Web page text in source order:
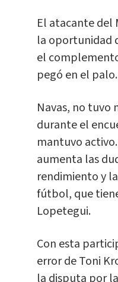
El atacante del
la oportunidad
el
pegó en el palo.
Navas, no tuvo
durante el
mantuvo
aumenta las
rendimiento y
fútbol, que
Lopetegui.
Con esta
error de Toni
la disputa por